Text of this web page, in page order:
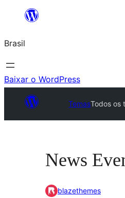
o
conteúdo
Brasil
Baixar o WordPress
TemasTodos os
News
blazethemes